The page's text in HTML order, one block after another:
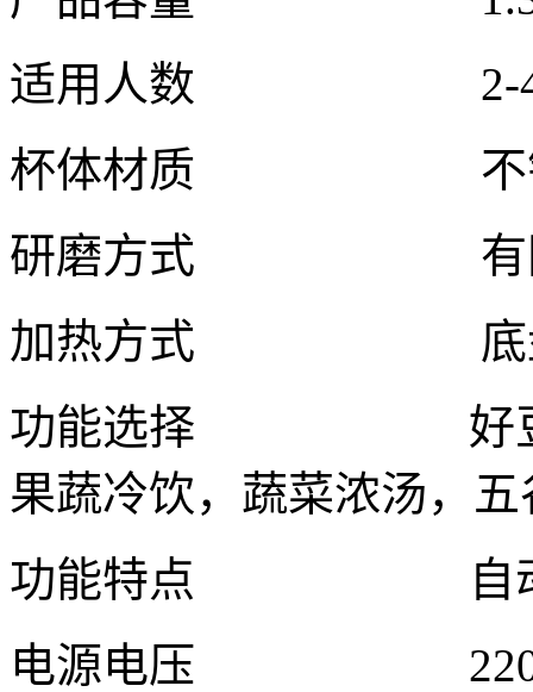
适用人数 2-4
杯体材质 不
研磨方式 有网
加热方式 底盘
功能选择 好豆浆
果蔬冷饮，蔬菜浓汤，五
功能特点 自动清
电源电压 220V/